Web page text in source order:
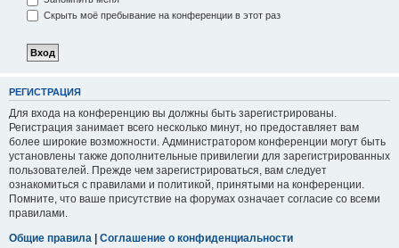
Скрыть моё пребывание на конференции в этот раз
РЕГИСТРАЦИЯ
Для входа на конференцию вы должны быть зарегистрированы.
Регистрация занимает всего несколько минут, но предоставляет вам
более широкие возможности. Администратором конференции могут быть
установлены также дополнительные привилегии для зарегистрированных
пользователей. Прежде чем зарегистрироваться, вам следует
ознакомиться с правилами и политикой, принятыми на конференции.
Помните, что ваше присутствие на форумах означает согласие со всеми
правилами.
Общие правила | Соглашение о конфиденциальности